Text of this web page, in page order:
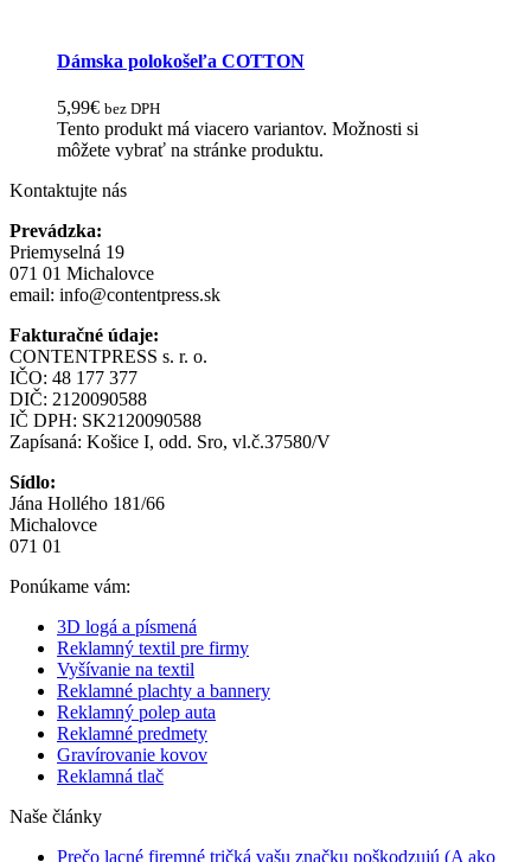
Dámska polokošeľa COTTON
5,99€ bez DPH
Tento produkt má viacero variantov. Možnosti si
môžete vybrať na stránke produktu.
Kontaktujte nás
Prevádzka:
Priemyselná 19
071 01 Michalovce
email: info@contentpress.sk
Fakturačné údaje:
CONTENTPRESS s. r. o.
IČO: 48 177 377
DIČ: 2120090588
IČ DPH: SK2120090588
Zapísaná: Košice I, odd. Sro, vl.č.37580/V
Sídlo:
Jána Hollého 181/66
Michalovce
071 01
Ponúkame vám:
3D logá a písmená
Reklamný textil pre firmy
Vyšívanie na textil
Reklamné plachty a bannery
Reklamný polep auta
Reklamné predmety
Gravírovanie kovov
Reklamná tlač
Naše články
Prečo lacné firemné tričká vašu značku poškodzujú (A ako